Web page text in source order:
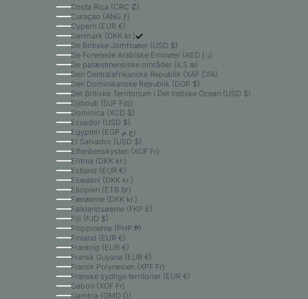
Costa Rica (CRC ₡)
Curaçao (ANG ƒ)
Cypern (EUR €)
Danmark (DKK kr.)
De Britiske Jomfruøer (USD $)
De Forenede Arabiske Emirater (AED د.إ)
De palæstinensiske områder (ILS ₪)
Den Centralafrikanske Republik (XAF CFA)
Den Dominikanske Republik (DOP $)
Det Britiske Territorium i Det Indiske Ocean (USD $)
Djibouti (DJF Fdj)
Dominica (XCD $)
Ecuador (USD $)
Egypten (EGP ج.م)
El Salvador (USD $)
Elfenbenskysten (XOF Fr)
Eritrea (DKK kr.)
Estland (EUR €)
Eswatini (DKK kr.)
Etiopien (ETB Br)
Færøerne (DKK kr.)
Falklandsøerne (FKP £)
Fiji (FJD $)
Filippinerne (PHP ₱)
Finland (EUR €)
Frankrig (EUR €)
Fransk Guyana (EUR €)
Fransk Polynesien (XPF Fr)
Franske sydlige territorier (EUR €)
Gabon (XOF Fr)
Gambia (GMD D)